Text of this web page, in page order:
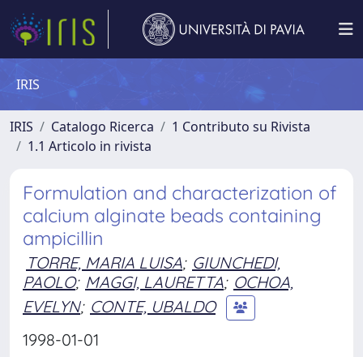
IRIS
IRIS Catalogo Ricerca
1 Contributo su Rivista
1.1 Articolo in rivista
Formulation and characterization of
calcium alginate beads containing
ampicillin
TORRE, MARIA LUISA; GIUNCHEDI,
PAOLO; MAGGI, LAURETTA; OCHOA,
EVELYN; CONTE, UBALDO
1998-01-01